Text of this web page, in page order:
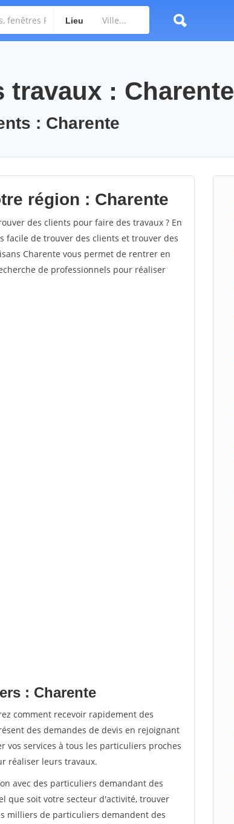
Lieu
: Charente
: Charente
région : Charente
des clients pour faire des travaux ? En
de trouver des clients et trouver des
Charente vous permet de rentrer en
de professionnels pour réaliser
: Charente
comment recevoir rapidement des
des demandes de devis en rejoignant
vos services à tous les particuliers proches
réaliser leurs travaux.
avec des particuliers demandant des
que soit votre secteur d'activité, trouver
milliers de particuliers demandent des